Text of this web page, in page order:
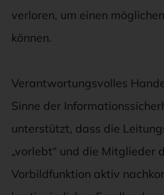
verloren, um einen
können.
Verantwortungsvolles
Sinne der
unterstützt, dass die
„vorlebt“ und die Mitglieder
Vorbildfunktion aktiv